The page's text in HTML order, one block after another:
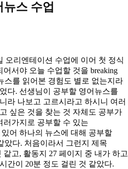
뉴스 수업
오리엔테이션 수업에 이어 첫 정식
서야 오늘 수업할 것을 breaking
스를 읽어본 경험도 별로 없는지라
다. 선생님이 공부할 영어뉴스를
라 나보고 고르시라고 하시니 여러
싶은 것을 찾는 것 자체도 공부가
러가지로 공부할 수 있는
어 하나의 뉴스에 대해 공부할
았다. 처음이라서 그런지 제목
같고, 활동지 27 페이지 중 내가 하고
간이 20분 정도 걸린 것 같았다.